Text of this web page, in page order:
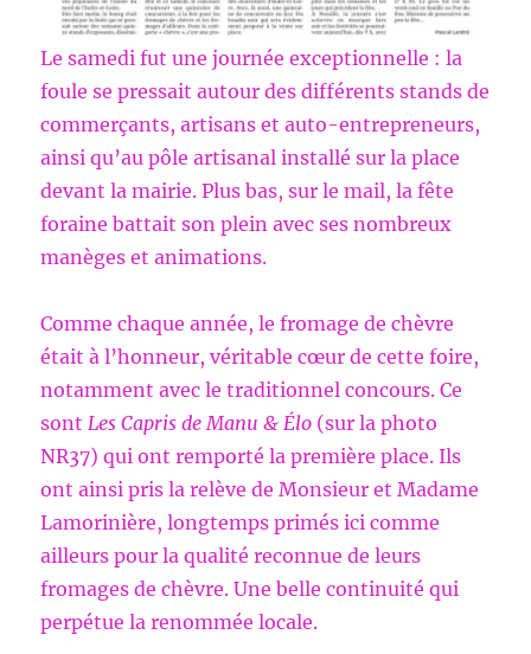
Le samedi fut une journée exceptionnelle : la
foule se pressait autour des différents stands de
commerçants, artisans et auto-entrepreneurs,
ainsi qu’au pôle artisanal installé sur la place
devant la mairie. Plus bas, sur le mail, la fête
foraine battait son plein avec ses nombreux
manèges et animations.
Comme chaque année, le fromage de chèvre
était à l’honneur, véritable cœur de cette foire,
notamment avec le traditionnel concours. Ce
sont Les Capris de Manu & Élo (sur la photo
NR37) qui ont remporté la première place. Ils
ont ainsi pris la relève de Monsieur et Madame
Lamorinière, longtemps primés ici comme
ailleurs pour la qualité reconnue de leurs
fromages de chèvre. Une belle continuité qui
perpétue la renommée locale.